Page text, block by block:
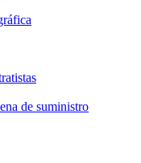
de suministro